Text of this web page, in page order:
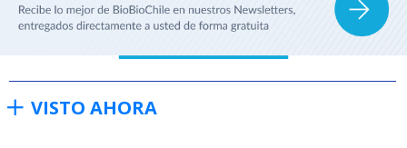
VISTO AHORA